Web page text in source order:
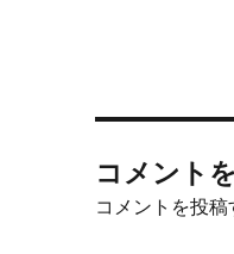
コメント
コメントを投稿